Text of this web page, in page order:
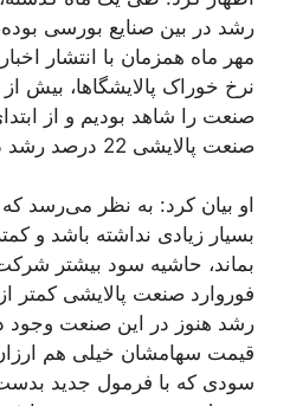
رشد در بین صنایع بورسی
مهر ماه همزمان با انتشار
صنعت را شاهد بودیم و از
صنعت پالایشی 22 درصد رشد داشته است.
او بیان کرد: به نظر می‌رسد
رشد هنوز در این صنعت وجود
قیمت سهامشان خیلی هم
سودی که با فرمول جدید